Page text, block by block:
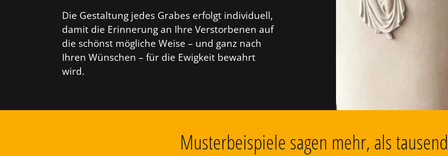
Die Gestaltung jedes Grabes erfolgt individuell,
damit die Erinnerung an Ihre Verstorbenen auf
die schönst mögliche Weise – und ganz nach
Ihren Wünschen – für die Ewigkeit bewahrt
wird.
Musterbeispiele sagen mehr, als